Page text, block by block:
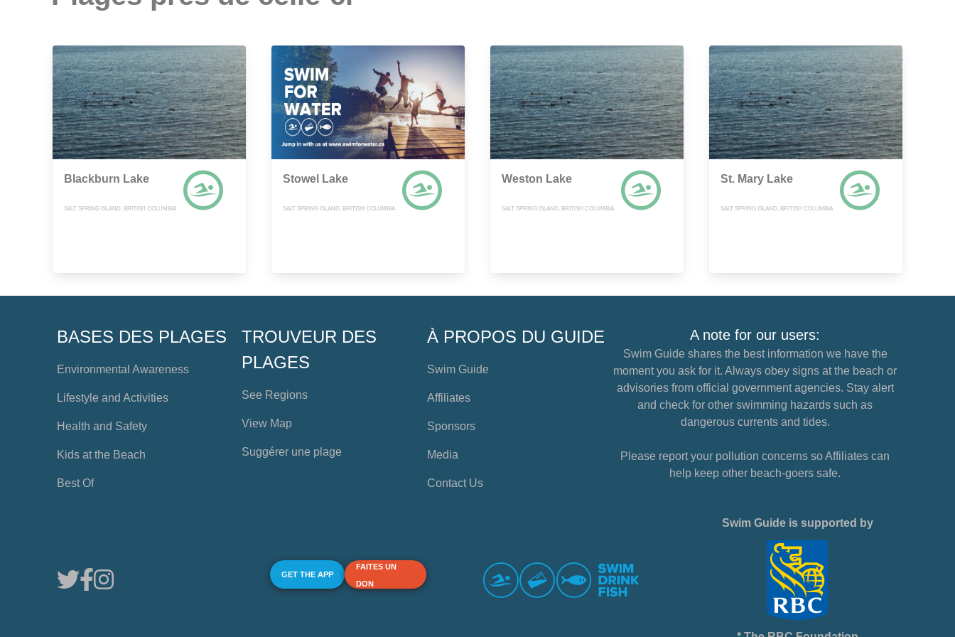
Blackburn Lake
SALT SPRING ISLAND, BRITISH COLUMBIA
Stowel Lake
SALT SPRING ISLAND, BRITISH COLUMBIA
Weston Lake
SALT SPRING ISLAND, BRITISH COLUMBIA
St. Mary Lake
SALT SPRING ISLAND, BRITISH COLUMBIA
BASES DES PLAGES
Environmental Awareness
Lifestyle and Activities
Health and Safety
Kids at the Beach
Best Of
TROUVEUR DES
PLAGES
See Regions
View Map
Suggérer une plage
À PROPOS DU GUIDE
Swim Guide
Affiliates
Sponsors
Media
Contact Us
A note for our users:
Swim Guide shares the best information we have the
moment you ask for it. Always obey signs at the beach or
advisories from official government agencies. Stay alert
and check for other swimming hazards such as
dangerous currents and tides.
Please report your pollution concerns so Affiliates can
help keep other beach-goers safe.
GET THE APP
FAITES UN
DON
Swim Guide is supported by